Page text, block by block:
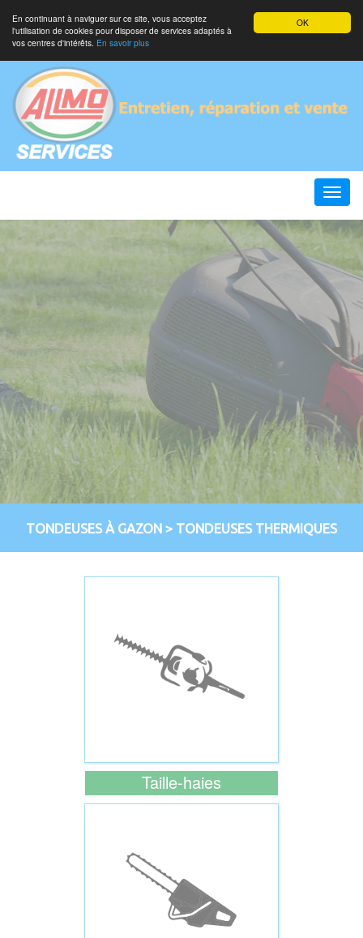
OK
En continuant à naviguer sur ce site, vous acceptez
l'utilisation de cookies pour disposer de services adaptés à
vos centres d'intérêts. En savoir plus
Toggle
TONDEUSES À GAZON > TONDEUSES THERMIQUES
Taille-haies